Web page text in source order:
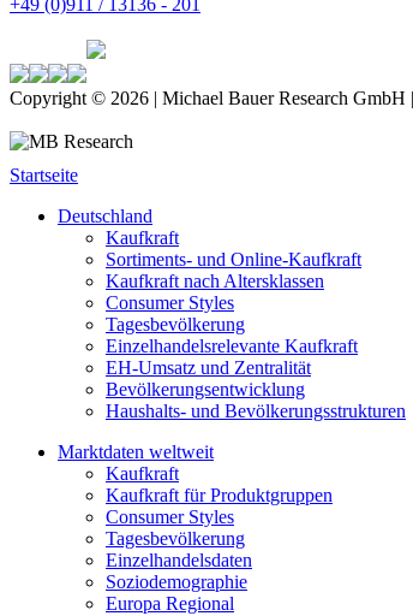
+49 (0)911 / 13136 - 201
Copyright © 2026 | Michael Bauer Research GmbH
Startseite
Deutschland
Kaufkraft
Sortiments- und Online-Kaufkraft
Kaufkraft nach Altersklassen
Consumer Styles
Tagesbevölkerung
Einzelhandelsrelevante Kaufkraft
EH-Umsatz und Zentralität
Bevölkerungsentwicklung
Haushalts- und Bevölkerungsstrukturen
Marktdaten weltweit
Kaufkraft
Kaufkraft für Produktgruppen
Consumer Styles
Tagesbevölkerung
Einzelhandelsdaten
Soziodemographie
Europa Regional